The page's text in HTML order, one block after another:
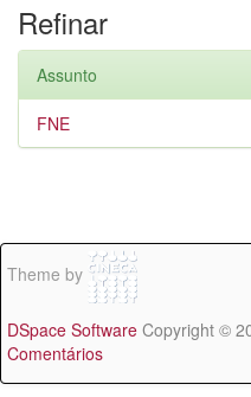
Refinar
Assunto
FNE
Theme by
DSpace Software Copyright ©
Comentários